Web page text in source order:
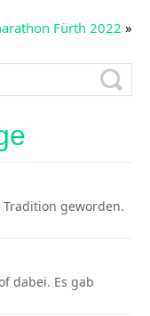
Fürth 2022 »
geworden.
dabei. Es gab